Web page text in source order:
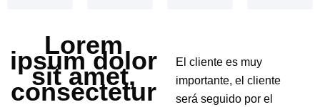
Lorem
ipsum dolor
sit amet,
consectetur
El cliente es muy
importante, el cliente
será seguido por el